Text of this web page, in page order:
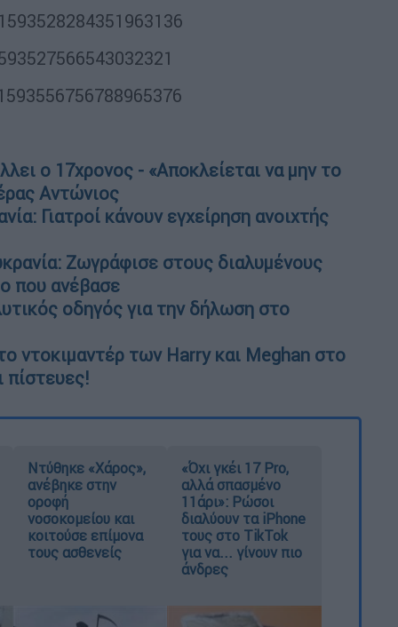
ο 17χρονος - «Αποκλείεται να μην το
Αντώνιος
Γιατροί κάνουν εγχείρηση ανοιχτής
Ζωγράφισε στους διαλυμένους
που ανέβασε
οδηγός για την δήλωση στο
ντοκιμαντέρ των Harry και Meghan στο
πίστευες!
Ντύθηκε «Χάρος»,
ανέβηκε στην
οροφή
νοσοκομείου και
κοιτούσε επίμονα
τους ασθενείς
«Όχι γκέι 17 Pro,
αλλά σπασμένο
11άρι»: Ρώσοι
διαλύουν τα iPhone
τους στο TikTok
για να... γίνουν πιο
άνδρες